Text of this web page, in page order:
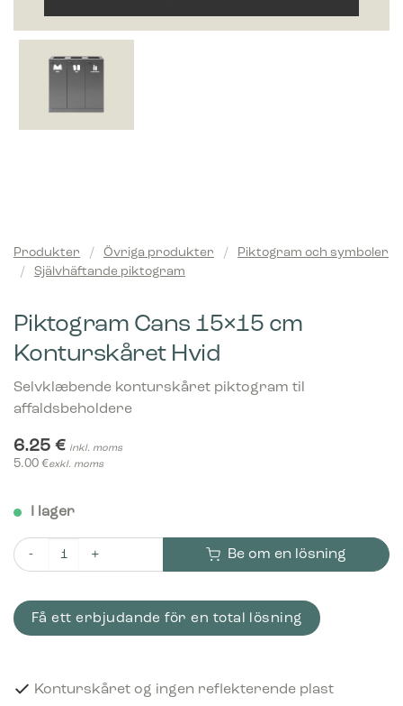
Produkter / Övriga produkter /
Piktogram och symboler
/
Självhäftande piktogram
Piktogram Cans 15×15 cm
Konturskåret Hvid
Selvklæbende konturskåret piktogram til
affaldsbeholdere
6.25 € inkl. moms
5.00 €exkl. moms
I lager
Piktogram Cans 15x15 cm Konturskåret Hvid mängd
Be om en lösning
Få ett erbjudande för en total lösning
Konturskåret og ingen reflekterende plast